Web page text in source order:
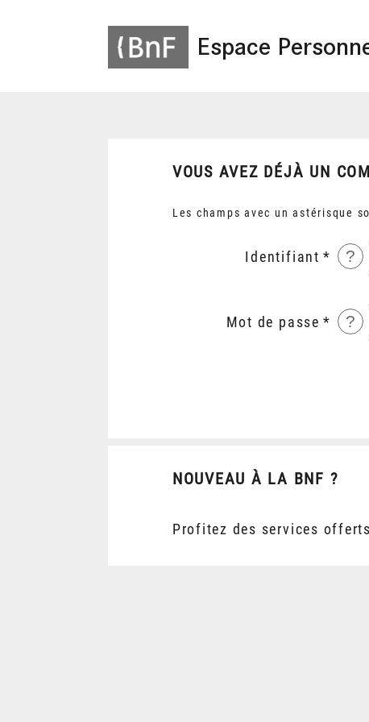
Espace
VOUS AVEZ DÉJÀ UN
Les champs avec un astérisque
Identifiant ?
Mot de passe ?
NOUVEAU À LA BNF ?
Profitez des services